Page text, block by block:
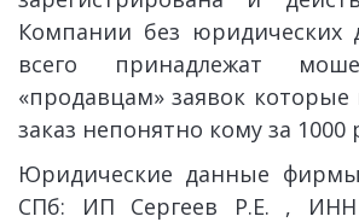
Компании без юридических
всего принадлежат
«продавцам» заявок
заказ непонятно кому за 1000
Юридические данные
СПб: ИП Сергеев Р.Е. , ИНН